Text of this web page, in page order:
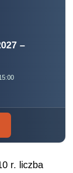
–
r. liczba